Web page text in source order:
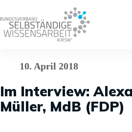
springen
10. April 2018
Im Interview:
Müller, MdB (FDP)